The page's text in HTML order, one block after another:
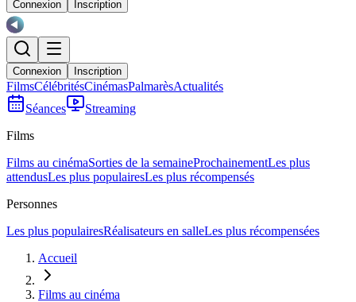
Connexion Inscription
Connexion Inscription
FilmsCélébritésCinémasPalmarèsActualités
Séances
Streaming
Films
Films au cinémaSorties de la semaineProchainementLes plus
attendusLes plus populairesLes plus récompensés
Personnes
Les plus populairesRéalisateurs en salleLes plus récompensées
Accueil
Films au cinéma